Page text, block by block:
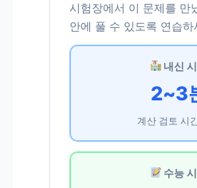
시험장에서 이 문제를 만
안에 풀 수 있도록 연습하
내신
2~3
계산 검토 시
수능